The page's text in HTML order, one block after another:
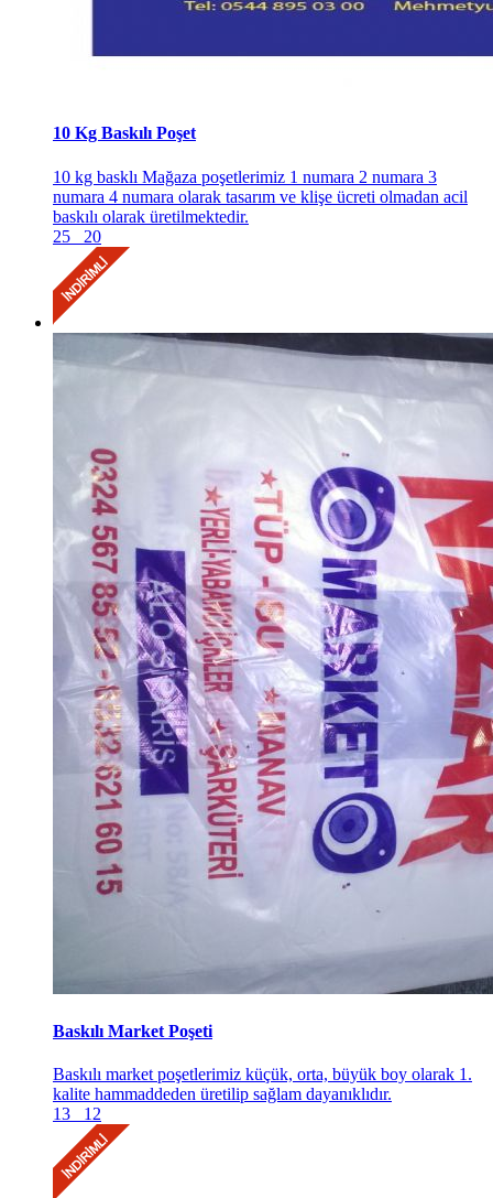
10 Kg Baskılı Poşet
10 kg basklı Mağaza poşetlerimiz 1 numara 2 numara 3
numara 4 numara olarak tasarım ve klişe ücreti olmadan acil
baskılı olarak üretilmektedir.
25
20
Baskılı Market Poşeti
Baskılı market poşetlerimiz küçük, orta, büyük boy olarak 1.
kalite hammaddeden üretilip sağlam dayanıklıdır.
13
12